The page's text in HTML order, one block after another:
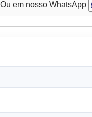
Ou em nosso WhatsApp